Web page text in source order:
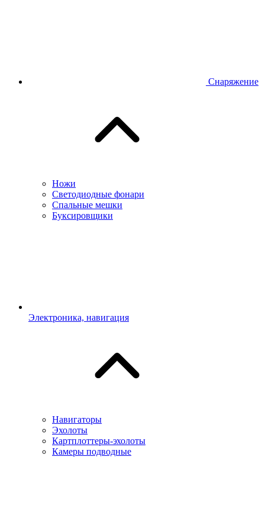
Снаряжение
Ножи
Светодиодные фонари
Спальные мешки
Буксировщики
Электроника, навигация
Навигаторы
Эхолоты
Картплоттеры-эхолоты
Камеры подводные